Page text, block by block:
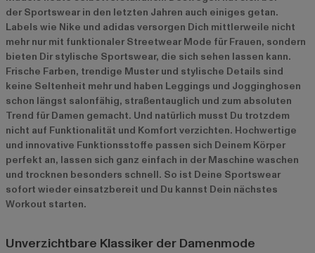
der Sportswear in den letzten Jahren auch einiges getan.
Labels wie Nike und adidas versorgen Dich mittlerweile nicht
mehr nur mit funktionaler Streetwear Mode für Frauen, sondern
bieten Dir stylische Sportswear, die sich sehen lassen kann.
Frische Farben, trendige Muster und stylische Details sind
keine Seltenheit mehr und haben Leggings und Jogginghosen
schon längst salonfähig, straßentauglich und zum absoluten
Trend für Damen gemacht. Und natürlich musst Du trotzdem
nicht auf Funktionalität und Komfort verzichten. Hochwertige
und innovative Funktionsstoffe passen sich Deinem Körper
perfekt an, lassen sich ganz einfach in der Maschine waschen
und trocknen besonders schnell. So ist Deine Sportswear
sofort wieder einsatzbereit und Du kannst Dein nächstes
Workout starten.
Unverzichtbare Klassiker der Damenmode